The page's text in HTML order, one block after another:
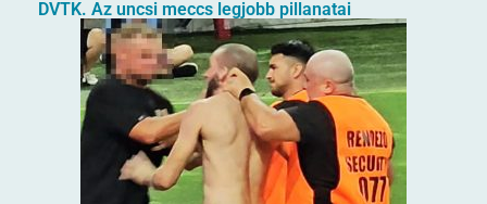
DVTK. Az uncsi meccs legjobb pillanatai